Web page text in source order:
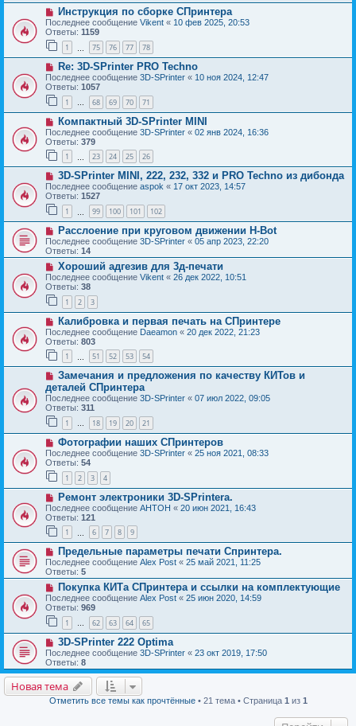
Инструкция по сборке СПринтера
Последнее сообщение Vikent « 10 фев 2025, 20:53
Ответы: 1159
1 75 76 77 78
Re: 3D-SPrinter PRO Techno
Последнее сообщение 3D-SPrinter « 10 ноя 2024, 12:47
Ответы: 1057
1 … 68 69 70 71
Компактный 3D-SPrinter MINI
Последнее сообщение 3D-SPrinter « 02 янв 2024, 16:36
Ответы: 379
1 23 24 25 26
3D-SPrinter MINI, 222, 232, 332 и PRO Techno из дибонда
Последнее сообщение aspok « 17 окт 2023, 14:57
Ответы: 1527
1 99 100 101 102
Расслоение при круговом движении H-Bot
Последнее сообщение 3D-SPrinter « 05 апр 2023, 22:20
Ответы: 14
Хороший адгезив для 3д-печати
Последнее сообщение Vikent « 26 дек 2022, 10:51
Ответы: 38
1 2 3
Калибровка и первая печать на СПринтере
Последнее сообщение Daeamon « 20 дек 2022, 21:23
Ответы: 803
1 51 52 53 54
Замечания и предложения по качеству КИТов и
деталей СПринтера
Последнее сообщение 3D-SPrinter « 07 июл 2022, 09:05
Ответы: 311
1 … 18 19 20 21
Фотографии наших СПринтеров
Последнее сообщение 3D-SPrinter « 25 ноя 2021, 08:33
Ответы: 54
1 2 3 4
Ремонт электроники 3D-SPrintera.
Последнее сообщение AHTOH « 20 июн 2021, 16:43
Ответы: 121
1 6 7 8 9
Предельные параметры печати Спринтера.
Последнее сообщение Alex Post « 25 май 2021, 11:25
Ответы: 5
Покупка КИТа СПринтера и ссылки на комплектующие
Последнее сообщение Alex Post « 25 июн 2020, 14:59
Ответы: 969
1 … 62 63 64 65
3D-SPrinter 222 Optima
Последнее сообщение 3D-SPrinter « 23 окт 2019, 17:50
Ответы: 8
Новая тема
Отметить все темы как прочтённые• 21 тема • Страница 1 из 1